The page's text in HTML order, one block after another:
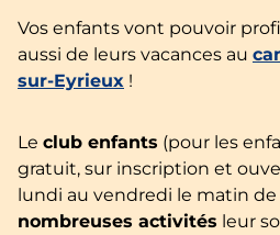
Vos enfants vont pouvoir
aussi de leurs vacances au
sur-Eyrieux !
Le club enfants (pour les
gratuit, sur inscription et
lundi au vendredi le matin de
nombreuses activités leur